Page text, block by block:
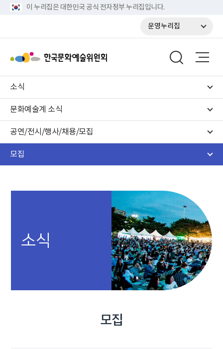
이 누리집은 대한민국 공식 전자정부 누리집입니다.
운영누리집
소식
문화예술계 소식
공연/전시/행사/채용/모집
모집
소식
모집